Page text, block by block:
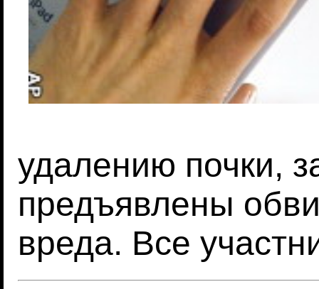
удалению почки,
предъявлены
вреда. Все